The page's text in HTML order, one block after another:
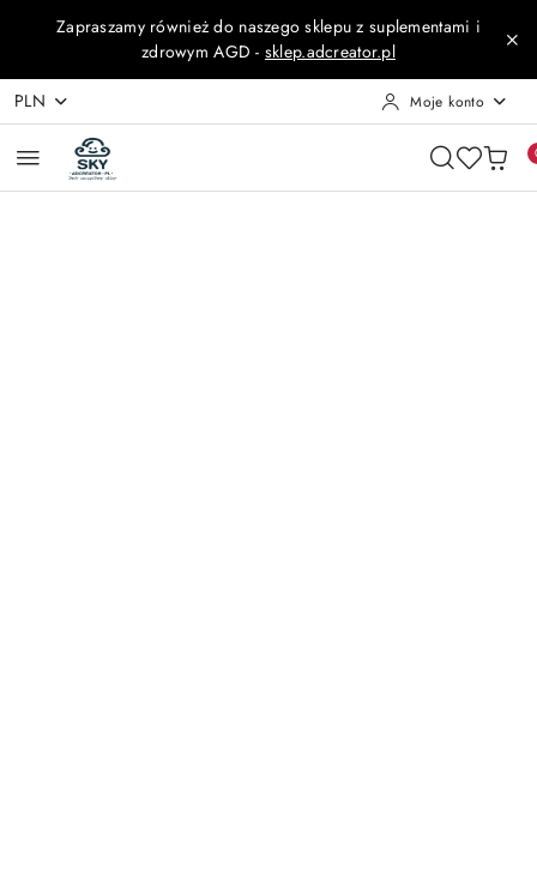
Przejdź do treści głównej
Przejdź do wyszukiwarki
Przejdź do moje konto
Przejdź do menu głównego
Przejdź do opisu produktu
Przejdź do stopki
Zapraszamy również do naszego sklepu z suplementami i
zdrowym AGD - sklep.adcreator.pl
PLN Moje konto